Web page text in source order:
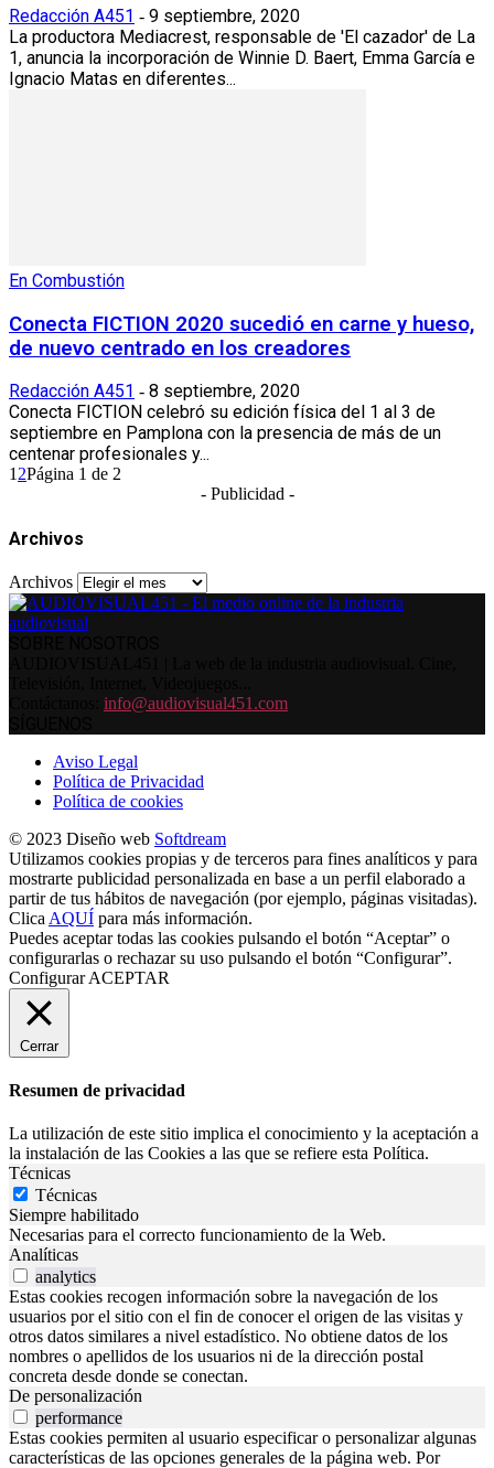
Redacción A451 - 9 septiembre, 2020
La productora Mediacrest, responsable de 'El cazador' de La
1, anuncia la incorporación de Winnie D. Baert, Emma García e
Ignacio Matas en diferentes...
En Combustión
Conecta FICTION 2020 sucedió en carne y hueso,
de nuevo centrado en los creadores
Redacción A451 - 8 septiembre, 2020
Conecta FICTION celebró su edición física del 1 al 3 de
septiembre en Pamplona con la presencia de más de un
centenar profesionales y...
1 2Página 1 de 2
- Publicidad -
Archivos
Archivos
info@audiovisual451.com
Aviso Legal
Política de Privacidad
Política de cookies
© 2023 Diseño web Softdream
Utilizamos cookies propias y de terceros para fines analíticos y para
mostrarte publicidad personalizada en base a un perfil elaborado a
partir de tus hábitos de navegación (por ejemplo, páginas visitadas).
Clica AQUÍ para más información.
Puedes aceptar todas las cookies pulsando el botón “Aceptar” o
configurarlas o rechazar su uso pulsando el botón “Configurar”.
Configurar ACEPTAR
Cerrar
Resumen de privacidad
La utilización de este sitio implica el conocimiento y la aceptación a
la instalación de las Cookies a las que se refiere esta Política.
Técnicas
Técnicas
Siempre habilitado
Necesarias para el correcto funcionamiento de la Web.
Analíticas
analytics
Estas cookies recogen información sobre la navegación de los
usuarios por el sitio con el fin de conocer el origen de las visitas y
otros datos similares a nivel estadístico. No obtiene datos de los
nombres o apellidos de los usuarios ni de la dirección postal
concreta desde donde se conectan.
De personalización
performance
Estas cookies permiten al usuario especificar o personalizar algunas
características de las opciones generales de la página web. Por